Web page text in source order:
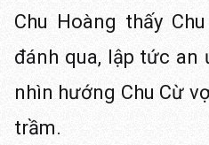
Chu Hoàng thấy
đánh qua, lập tức an
nhìn hướng Chu Cừ
trầm.